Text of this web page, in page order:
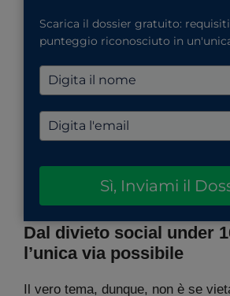
Scarica il dossier gratuito:
punteggio riconosciuto in
Sì, Inviami il
Dal divieto social under
l’unica via possibile
Il vero tema, dunque, non è se